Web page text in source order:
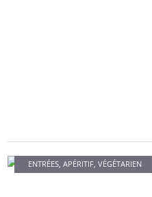
ENTRÉES, APÉRITIF, VÉGÉTARIEN